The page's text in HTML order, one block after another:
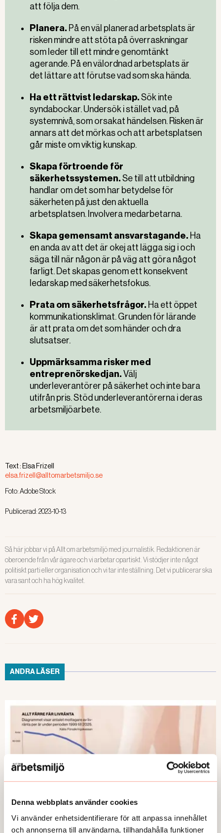
Denna webbplats använder cookies
Vi använder enhetsidentifierare för att anpassa innehållet
och annonserna till användarna, tillhandahålla funktioner
att följa dem.
Planera. På en väl planerad arbetsplats är
risken mindre att stöta på överraskningar
som leder till ett mindre genomtänkt
agerande. På en välordnad arbetsplats är
det lättare att förutse vad som ska hända.
Ha ett rättvist ledarskap. Sök inte
syndabockar. Undersök i stället vad, på
systemnivå, som orsakat händelsen. Risken är
annars att det mörkas och att arbetsplatsen
går miste om viktig kunskap.
Skapa förtroende för
säkerhetssystemen. Se till att utbildning
handlar om det som har betydelse för
säkerheten på just den aktuella
arbetsplatsen. Involvera medarbetarna.
Skapa gemensamt ansvarstagande. Ha
en anda av att det är okej att lägga sig i och
säga till när någon är på väg att göra något
farligt. Det skapas genom ett konsekvent
ledarskap med säkerhetsfokus.
Prata om säkerhetsfrågor. Ha ett öppet
kommunikationsklimat. Grunden för lärande
är att prata om det som händer och dra
slutsatser.
Uppmärksamma risker med
entreprenörskedjan. Välj
underleverantörer på säkerhet och inte bara
utifrån pris. Stöd underleverantörerna i deras
arbetsmiljöarbete.
Text : Elsa Frizell
elsa.frizell@alltomarbetsmiljo.se
Foto:Adobe Stock
Publicerad:2023-10-13
Så här jobbar vi på Allt om arbetsmiljö med journalistik. Redaktionen är
oberoende från vår ägare och vi arbetar opartiskt. Vi stödjer inte något
politiskt parti eller organisation och vi tar inte ställning. Det vi publicerar ska
vara sant och ha hög kvalitet.
ANDRA LÄSER